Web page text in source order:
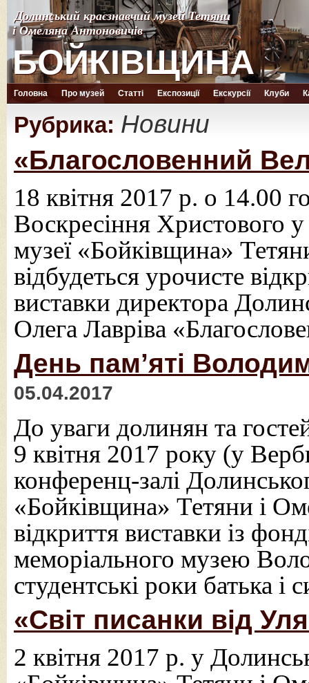
Долинський краєзнавчий музей Тетяни
і Омеляна Антоновичів
БОЙКІВЩИНА
Долинський краєзнавчий музей Тетяни
і Омеляна Антоновичів
БОЙКІВЩИНА
Головна Про музей Статті Експозиції Екскурсії Клуби
Рубрика: Новини
«Благословенний
18 квітня 2017 р. о 14.00
Воскресіння Христового
музеї «Бойківщина»
відбудеться урочисте
виставки директора
Олега Лавріва
День пам’яті
05.04.2017
До уваги долинян та
9 квітня 2017 року (у
конференц-залі
«Бойківщина» Тетяни і
відкриття виставки із
меморіального музею
студентські роки батька і
«Світ писанки від
2 квітня 2017 р. у